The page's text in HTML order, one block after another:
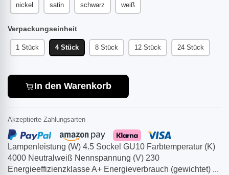
Lampenleistung (W) 4.5 Sockel GU10 Farbtemperatur (K)
4000 Neutralweiß Nennspannung (V) 230
Energieeffizienzklasse A+ Energieverbrauch (gewichtet) ...
nickel satin schwarz weiß
Verpackungseinheit
1 Stück 4 Stück 8 Stück 12 Stück 24 Stück
In den Warenkorb
Akzeptierte Zahlungsarten